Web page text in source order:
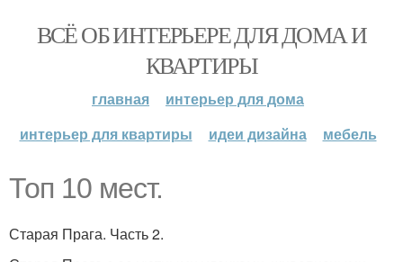
ВСЁ ОБ ИНТЕРЬЕРЕ ДЛЯ ДОМА И
КВАРТИРЫ
главная
интерьер для дома
интерьер для квартиры
идеи дизайна мебель
Топ 10 мест.
Старая Прага. Часть 2.